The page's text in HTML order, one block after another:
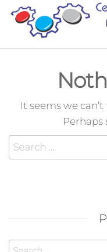
Skip
It seems we
Perhaps
Search